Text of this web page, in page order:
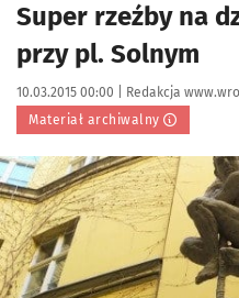
Super rzeźby na
przy pl. Solnym
Data publikacji:
10.03.2015 00:00 | Autor:
Redakcja
Materiał archiwalny
Kliknij, aby powiększyć